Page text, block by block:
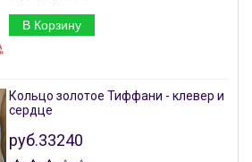
В Корзину
Кольцо золотое Тиффани - клевер и
сердце
руб.33240